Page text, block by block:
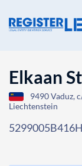
Elkaan
9490 Vaduz,
Liechtenstein